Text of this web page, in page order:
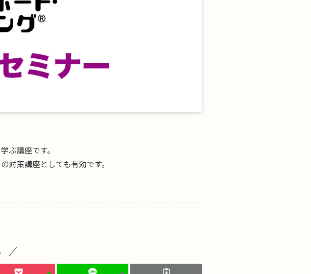
ぶ講座です。
対策講座としても有効です。